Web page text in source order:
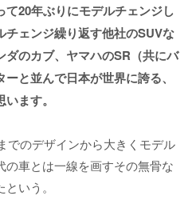
20年ぶりにモデルチェンジし
チェンジ繰り返す他社のSUVな
ダのカブ、ヤマハのSR（共にバ
と並んで日本が世界に誇る、
ます。
でのデザインから大きくモデル
車とは一線を画すその無骨な
いう。